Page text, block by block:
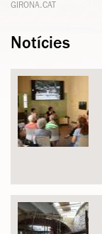
GIRONA.CAT
Notícies